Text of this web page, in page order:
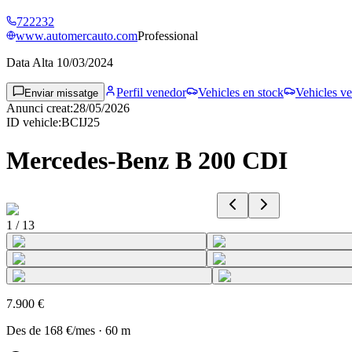
722232
www.automercauto.comProfessional
Data Alta 10/03/2024
Enviar missatge Perfil venedor Vehicles en stock
Vehicles
Anunci creat:28/05/2026
ID vehicle:BCIJ25
Mercedes-Benz B 200 CDI
1 / 13
7.900 €
Des de 168 €/mes · 60 m